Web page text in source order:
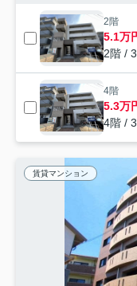
2階
5.1万
2階 /
4階
5.3万
4階 /
賃貸マンション